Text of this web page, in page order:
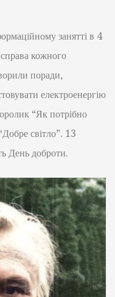
занятті в 4
справа кожного
поради,
електроенергію
“Як потрібно
світло”. 13
День доброти.